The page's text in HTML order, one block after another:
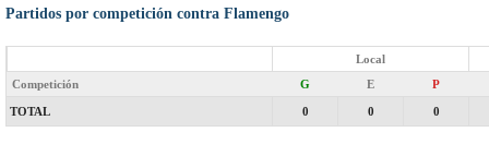
Partidos por competición contra Flamengo
Local
Competición
G E P
TOTAL 0 0 0